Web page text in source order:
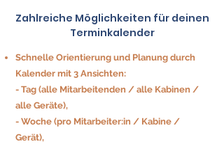
Zahlreiche Möglichkeiten für deinen
Terminkalender
Schnelle Orientierung und Planung durch
Kalender mit 3 Ansichten:
- Tag (alle Mitarbeitenden / alle Kabinen /
alle Geräte),
- Woche (pro Mitarbeiter:in / Kabine /
Gerät),